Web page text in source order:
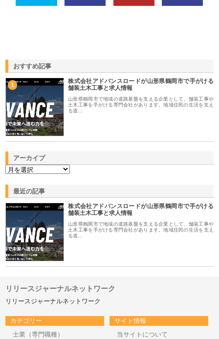
おすすめ記事
1
株式会社アドバンスロードが山形県鶴岡市で手がける
舗装土木工事と求人情報
山形県鶴岡市で地域の道路基盤を支える企業として、舗装工事や
土木工事を手がける専門会社があります。地域住民の生活を支え
る道…
アーカイブ
最近の記事
株式会社アドバンスロードが山形県鶴岡市で手がける
舗装土木工事と求人情報
山形県鶴岡市で地域の道路基盤を支える企業として、舗装工事や
土木工事を手がける専門会社があります。地域住民の生活を支え
る道…
リリースジャーナルネットワーク
リリースジャーナルネットワーク
カテゴリー
士業（専門職種）
サイト情報
当サイトについて